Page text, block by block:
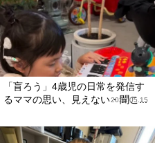
「盲ろう」4歳児の日常を発信す
るママの思い、見えない・聞こ...
2026.05.15